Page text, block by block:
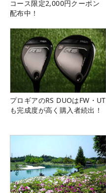
コース限定2,000円クーポン
配布中！
プロギアのRS DUOはFW・UT
も完成度が高く購入者続出！